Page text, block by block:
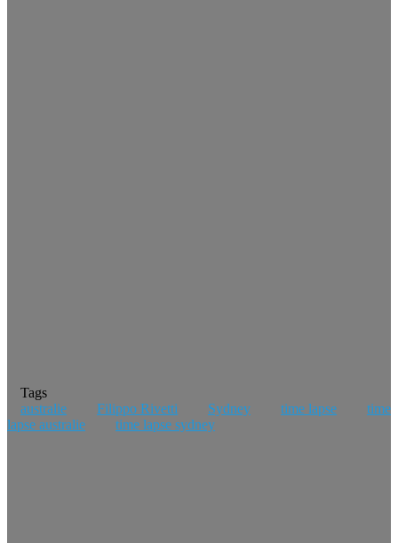
Tags
australie
Filippo Rivetti Sydney time lapse
time
lapse australie
time lapse sydney